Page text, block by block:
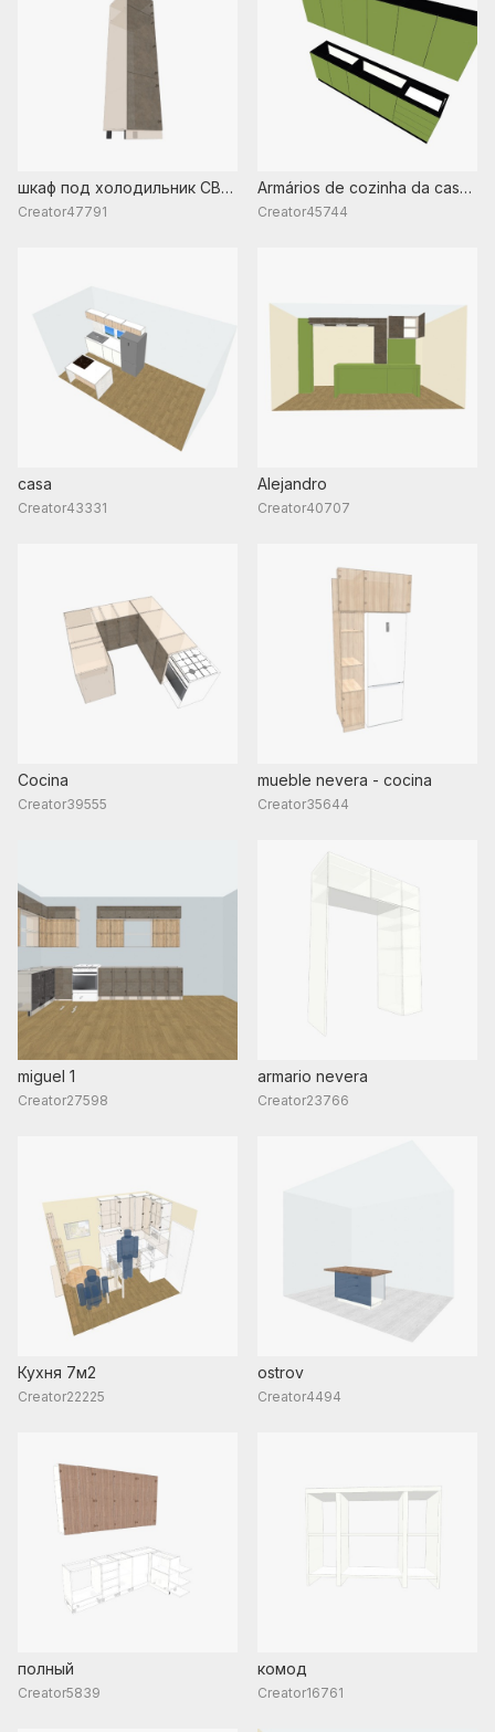
шкаф под холодильник CB
18M 54
Creator47791
Armários de cozinha da casa
antiga 59
Creator45744
casa
Creator43331
Alejandro
Creator40707
Cocina
Creator39555
mueble nevera - cocina
Creator35644
miguel 1
Creator27598
armario nevera
Creator23766
Кухня 7м2
Creator22225
ostrov
Creator4494
полный
Creator5839
комод
Creator16761